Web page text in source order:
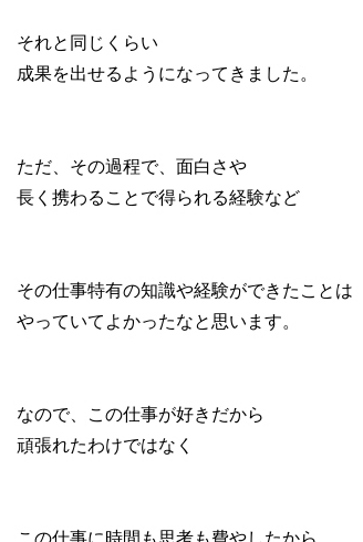
それと同じくらい
成果を出せるようになってきました。
ただ、その過程で、面白さや
長く携わることで得られる経験など
その仕事特有の知識や経験ができたことは
やっていてよかったなと思います。
なので、この仕事が好きだから
頑張れたわけではなく
この仕事に時間も思考も費やしたから